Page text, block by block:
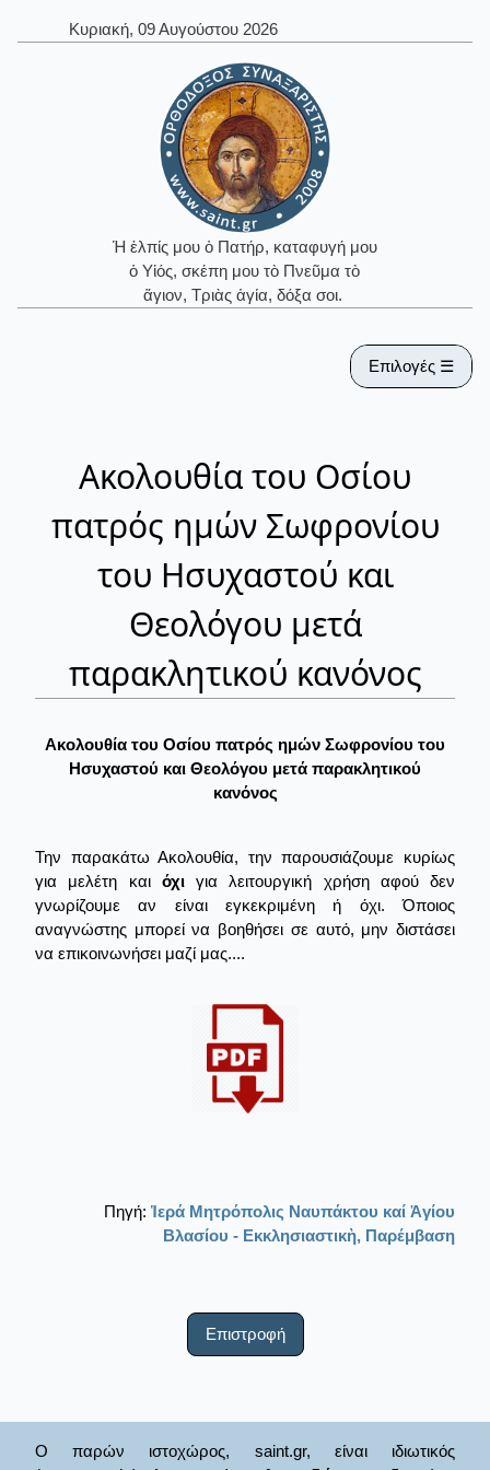
Κυριακή, 09 Αυγούστου 2026
Ἡ ἐλπίς μου ὁ Πατήρ, καταφυγή μου
ὁ Υἱός, σκέπη μου τὸ Πνεῦμα τὸ
ἅγιον, Τριὰς ἁγία, δόξα σοι.
Επιλογές ☰
Ακολουθία του Οσίου
πατρός ημών Σωφρονίου
του Ησυχαστού και
Θεολόγου μετά
παρακλητικού κανόνος
Ακολουθία του Οσίου πατρός ημών Σωφρονίου του
Ησυχαστού και Θεολόγου μετά παρακλητικού
κανόνος
Την παρακάτω Ακολουθία, την παρουσιάζουμε κυρίως
για μελέτη και όχιγια λειτουργική χρήση αφού δεν
γνωρίζουμε αν είναι εγκεκριμένη ή όχι. Όποιος
αναγνώστης μπορεί να βοηθήσει σε αυτό, μην διστάσει
να επικοινωνήσει μαζί μας....
Πηγή: Ἱερά Μητρόπολις Ναυπάκτου καί Ἁγίου
Βλασίου - Εκκλησιαστικὴ, Παρέμβαση
Επιστροφή
Ο παρών ιστοχώρος, saint.gr, είναι ιδιωτικός